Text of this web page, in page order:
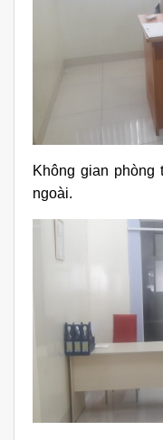
Không gian phòng
ngoài.